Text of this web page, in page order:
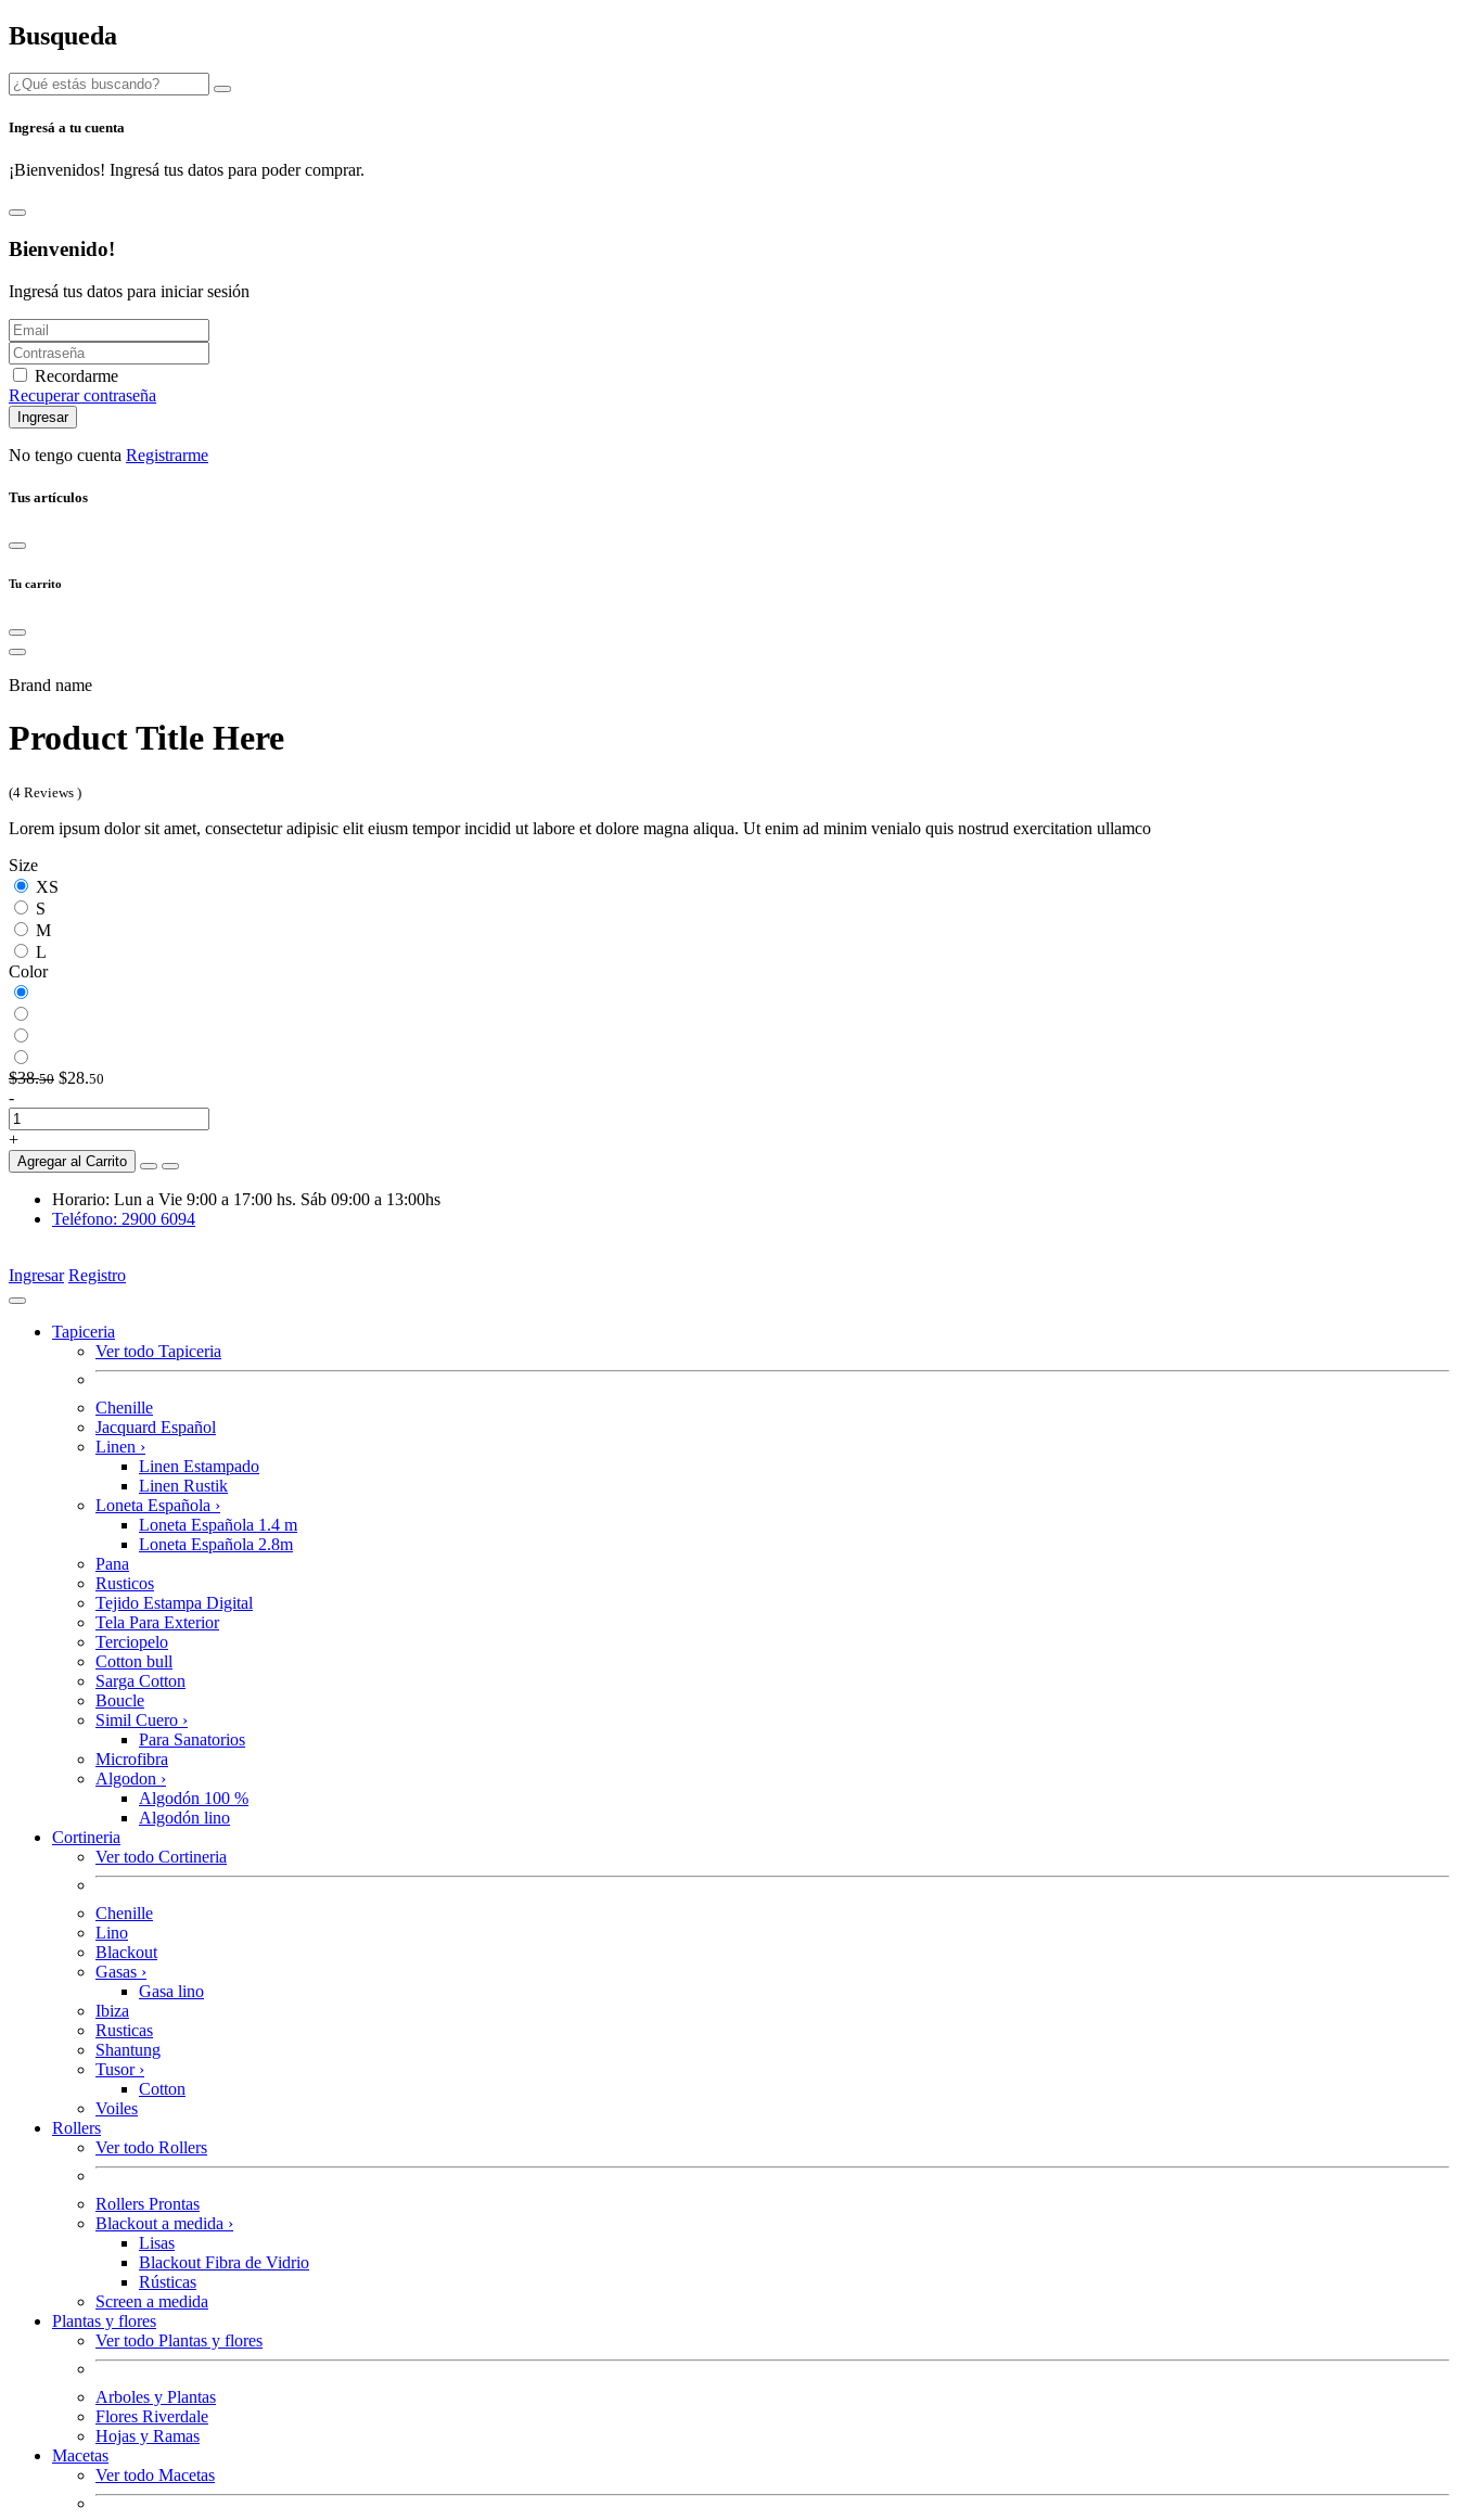
Busqueda
Ingresá a tu cuenta
¡Bienvenidos! Ingresá tus datos para poder comprar.
Bienvenido!
Ingresá tus datos para iniciar sesión
Recordarme
Recuperar contraseña
Ingresar
No tengo cuenta Registrarme
Tus artículos
Tu carrito
Brand name
Product Title Here
(4 Reviews )
Lorem ipsum dolor sit amet, consectetur adipisic elit eiusm tempor incidid ut labore et dolore magna aliqua. Ut enim ad minim venialo quis nostrud exercitation ullamco
Size
XS
S
M
L
Color
$38.50 $28.50
-
+
Agregar al Carrito
Horario: Lun a Vie 9:00 a 17:00 hs. Sáb 09:00 a 13:00hs
Teléfono: 2900 6094
Ingresar Registro
Tapiceria
Ver todo Tapiceria
Chenille
Jacquard Español
Linen ›
Linen Estampado
Linen Rustik
Loneta Española ›
Loneta Española 1.4 m
Loneta Española 2.8m
Pana
Rusticos
Tejido Estampa Digital
Tela Para Exterior
Terciopelo
Cotton bull
Sarga Cotton
Boucle
Simil Cuero ›
Para Sanatorios
Microfibra
Algodon ›
Algodón 100 %
Algodón lino
Cortineria
Ver todo Cortineria
Chenille
Lino
Blackout
Gasas ›
Gasa lino
Ibiza
Rusticas
Shantung
Tusor ›
Cotton
Voiles
Rollers
Ver todo Rollers
Rollers Prontas
Blackout a medida ›
Lisas
Blackout Fibra de Vidrio
Rústicas
Screen a medida
Plantas y flores
Ver todo Plantas y flores
Arboles y Plantas
Flores Riverdale
Hojas y Ramas
Macetas
Ver todo Macetas